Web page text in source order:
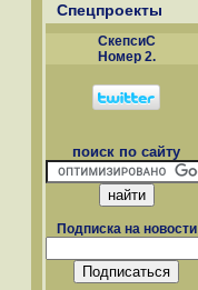
Спецпроекты
СкепсиС
Номер 2.
поиск по сайту
Подписка на новости